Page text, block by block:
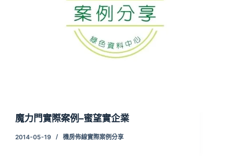
魔力門實際案例–蜜望實企業
2014-05-19 機房佈線實際案例分享